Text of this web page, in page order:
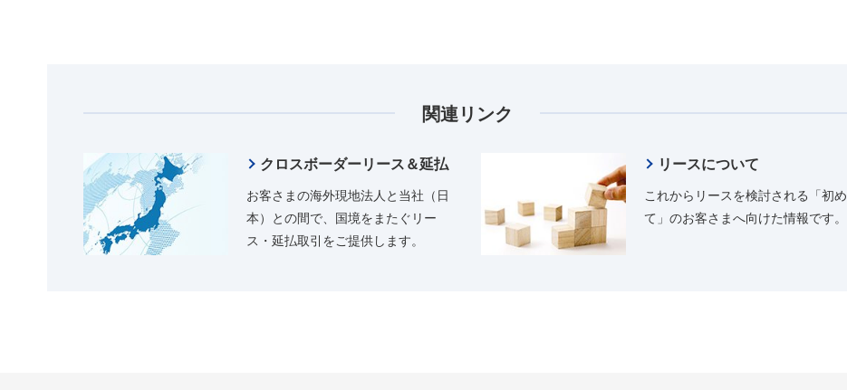
関連リンク
クロスボーダーリース＆延払
お客さまの海外現地法人と当社（日
本）との間で、国境をまたぐリー
ス・延払取引をご提供します。
リースについて
これからリースを検討される「初め
て」のお客さまへ向けた情報です。